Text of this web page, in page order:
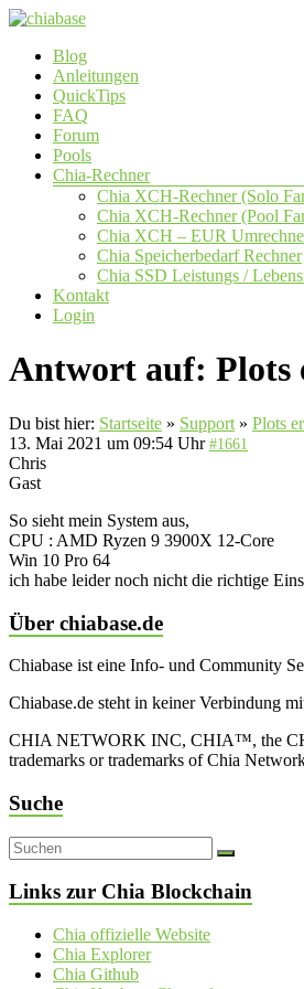
Zum
springen
chiabase
CHIA
Info-
Community
Seite
Menü
Blog
Anleitungen
QuickTips
FAQ
Forum
Pools
Chia-Rechner
Chia XCH-Rechner (Solo
Chia XCH-Rechner (Pool
Chia XCH – EUR
Chia Speicherbedarf Rechner
Chia SSD Leistungs /
Kontakt
Login
Antwort auf: Plots
Du bist hier: Startseite » Support » Plots
13. Mai 2021 um 09:54 Uhr #1661
Chris
Gast
So sieht mein System aus,
CPU : AMD Ryzen 9 3900X 12-Core
Win 10 Pro 64
ich habe leider noch nicht die richtige
Über chiabase.de
Chiabase ist eine Info- und Community
Chiabase.de steht in keiner Verbindung
CHIA NETWORK INC, CHIA™, the
trademarks or trademarks of Chia
Suche
Links zur Chia Blockchain
Chia offizielle Website
Chia Explorer
Chia Github